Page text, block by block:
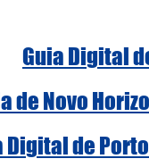
Guia Digital
de Novo
Digital de